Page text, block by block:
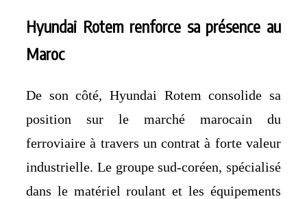
Hyundai Rotem renforce sa présence au
Maroc
De son côté, Hyundai Rotem consolide sa
position sur le marché marocain du
ferroviaire à travers un contrat à forte valeur
industrielle. Le groupe sud-coréen, spécialisé
dans le matériel roulant et les équipements